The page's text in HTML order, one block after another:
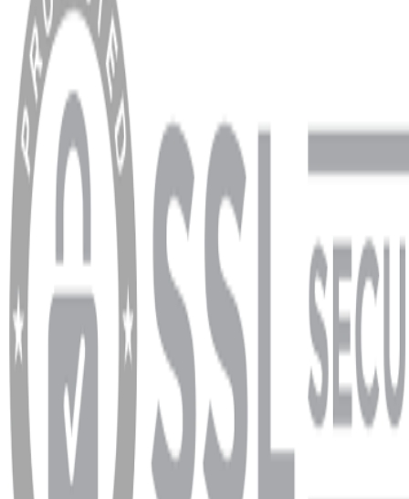
MÜŞTERİ HİZMETLERİ
Hesabım
Sipariş Sorgulama
Banka Hesap Bilgileri
YARDIM VE DESTEK
Ödeme ve Teslimat Şartları
Garanti ve İade Şartları
info@dukkanhifi.com
0850 441 40 44
info@dukkanhifi.com 0850 441 40 44
Çalışma Saatleri: Pazartesi - Cuma 09:30 - 19:30, Cumartesi 10:00 - 18:00